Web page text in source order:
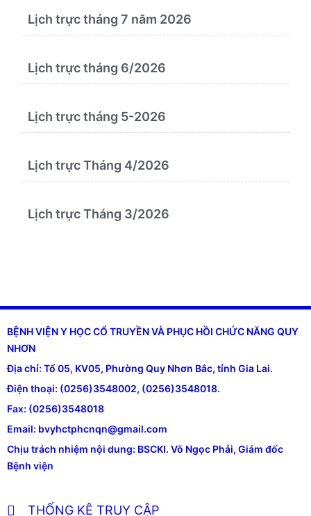
Lịch trực tháng 7 năm 2026
Lịch trực tháng 6/2026
Lịch trực tháng 5-2026
Lịch trực Tháng 4/2026
Lịch trực Tháng 3/2026
BỆNH VIỆN Y HỌC CỔ TRUYỀN VÀ PHỤC HỒI CHỨC NĂNG QUY
NHƠN
Địa chỉ: Tổ 05, KV05, Phường Quy Nhơn Bắc, tỉnh Gia Lai.
Điện thoại: (0256)3548002, (0256)3548018.
Fax: (0256)3548018
Email: bvyhctphcnqn@gmail.com
Chịu trách nhiệm nội dung: BSCKI. Võ Ngọc Phải, Giám đốc
Bệnh viện
THỐNG KÊ TRUY CẬP